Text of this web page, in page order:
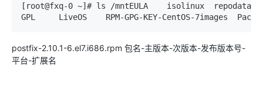
[root@fxq-0 ~]# ls /mntEULA    isolinux  repodata
GPL     LiveOS    RPM-GPG-KEY-CentOS-7images
postfix-2.10.1-6.el7.i686.rpm 包名-主版本-次版本-发布版本号-
平台-扩展名